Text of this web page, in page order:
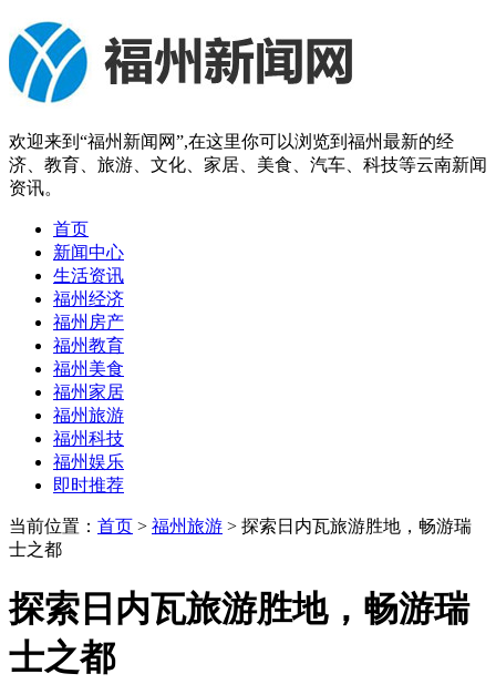
欢迎来到“福州新闻网”,在这里你可以浏览到福州最新的经
济、教育、旅游、文化、家居、美食、汽车、科技等云南新闻
资讯。
首页
新闻中心
生活资讯
福州经济
福州房产
福州教育
福州美食
福州家居
福州旅游
福州科技
福州娱乐
即时推荐
当前位置： 首页 > 福州旅游 > 探索日内瓦旅游胜地，畅游瑞
士之都
探索日内瓦旅游胜地，畅游瑞
士之都